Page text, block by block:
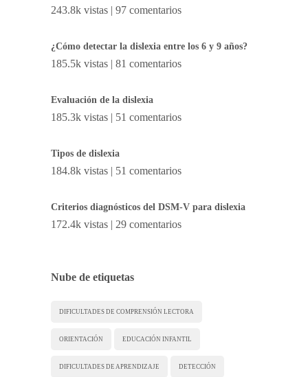
243.8k vistas | 97 comentarios
¿Cómo detectar la dislexia entre los 6 y 9 años?
185.5k vistas | 81 comentarios
Evaluación de la dislexia
185.3k vistas | 51 comentarios
Tipos de dislexia
184.8k vistas | 51 comentarios
Criterios diagnósticos del DSM-V para dislexia
172.4k vistas | 29 comentarios
Nube de etiquetas
DIFICULTADES DE COMPRENSIÓN LECTORA
ORIENTACIÓN EDUCACIÓN INFANTIL
DIFICULTADES DE APRENDIZAJE DETECCIÓN